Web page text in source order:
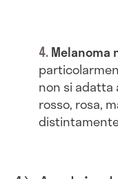
Melanoma
non si adatta
rosso, rosa,